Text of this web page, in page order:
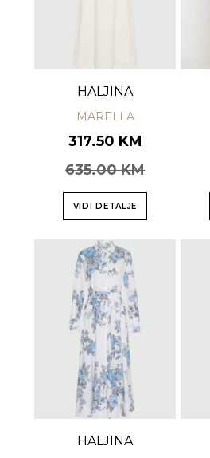
HALJINA
MARELLA
317.50 KM
635.00 KM
VIDI DETALJE
HALJINA